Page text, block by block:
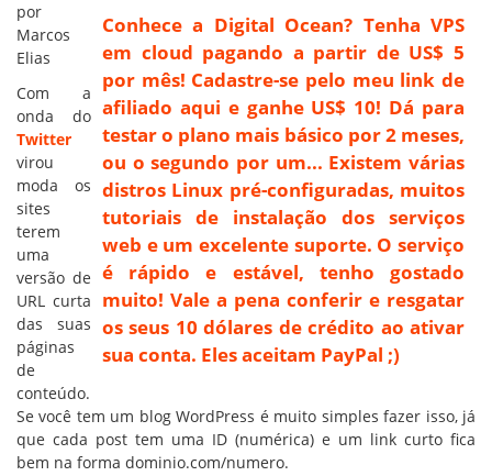
Conhece a Digital Ocean? Tenha VPS
em cloud pagando a partir de US$ 5
por mês! Cadastre-se pelo meu link de
afiliado aqui e ganhe US$ 10! Dá para
testar o plano mais básico por 2 meses,
ou o segundo por um... Existem várias
distros Linux pré-configuradas, muitos
tutoriais de instalação dos serviços
web e um excelente suporte. O serviço
é rápido e estável, tenho gostado
muito! Vale a pena conferir e resgatar
os seus 10 dólares de crédito ao ativar
sua conta. Eles aceitam PayPal ;)
por
Marcos
Elias
Com a
onda do
Twitter
virou
moda os
sites
terem
uma
versão de
URL curta
das suas
páginas
de
conteúdo.
Se você tem um blog WordPress é muito simples fazer isso, já
que cada post tem uma ID (numérica) e um link curto fica
bem na forma dominio.com/numero.